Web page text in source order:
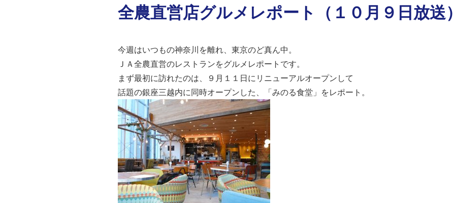
全農直営店グルメレポート（１０月９日放送）
今週はいつもの神奈川を離れ、東京のど真ん中。
ＪＡ全農直営のレストランをグルメレポートです。
まず最初に訪れたのは、９月１１日にリニューアルオープンして
話題の銀座三越内に同時オープンした、「みのる食堂」をレポート。